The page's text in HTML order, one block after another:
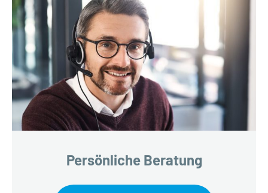
Persönliche Beratung